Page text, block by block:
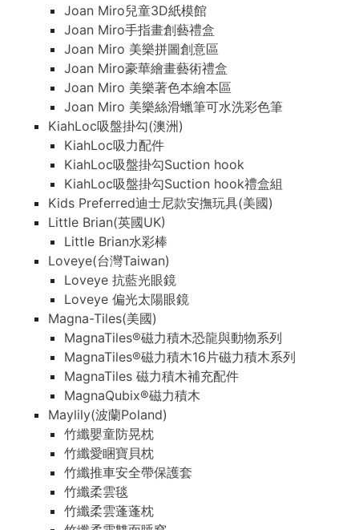
Joan Miro兒童3D紙模館
Joan Miro手指畫創藝禮盒
Joan Miro 美樂拼圖創意區
Joan Miro豪華繪畫藝術禮盒
Joan Miro 美樂著色本繪本區
Joan Miro 美樂絲滑蠟筆可水洗彩色筆
KiahLoc吸盤掛勾(澳洲)
KiahLoc吸力配件
KiahLoc吸盤掛勾Suction hook
KiahLoc吸盤掛勾Suction hook禮盒組
Kids Preferred迪士尼款安撫玩具(美國)
Little Brian(英國UK)
Little Brian水彩棒
Loveye(台灣Taiwan)
Loveye 抗藍光眼鏡
Loveye 偏光太陽眼鏡
Magna-Tiles(美國)
MagnaTiles®磁力積木恐龍與動物系列
MagnaTiles®磁力積木16片磁力積木系列
MagnaTiles 磁力積木補充配件
MagnaQubix®磁力積木
Maylily(波蘭Poland)
竹纖嬰童防晃枕
竹纖愛睏寶貝枕
竹纖推車安全帶保護套
竹纖柔雲毯
竹纖柔雲蓬蓬枕